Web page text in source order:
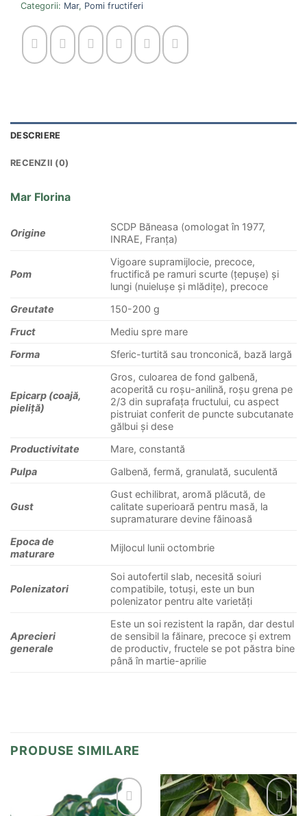
Categorii: Mar, Pomi fructiferi
DESCRIERE
RECENZII (0)
Mar Florina
Origine
SCDP Băneasa (omologat în 1977,
INRAE, Franța)
Pom
Vigoare supramijlocie, precoce,
fructifică pe ramuri scurte (țepușe) și
lungi (nuielușe și mlădițe), precoce
Greutate
150-200 g
Fruct
Mediu spre mare
Forma
Sferic-turtită sau tronconică, bază largă
Epicarp (coajă,
pieliță)
Gros, culoarea de fond galbenă,
acoperită cu roșu-anilină, roșu grena pe
2/3 din suprafața fructului, cu aspect
pistruiat conferit de puncte subcutanate
gălbui și dese
Productivitate
Mare, constantă
Pulpa
Galbenă, fermă, granulată, suculentă
Gust
Gust echilibrat, aromă plăcută, de
calitate superioară pentru masă, la
supramaturare devine făinoasă
Epoca de
maturare
Mijlocul lunii octombrie
Polenizatori
Soi autofertil slab, necesită soiuri
compatibile, totuși, este un bun
polenizator pentru alte varietăți
Aprecieri
generale
Este un soi rezistent la rapăn, dar destul
de sensibil la făinare, precoce și extrem
de productiv, fructele se pot păstra bine
până în martie-aprilie
PRODUSE SIMILARE